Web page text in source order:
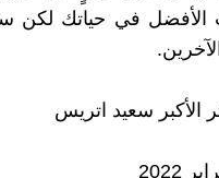
الأفضل في حياتك لكن
الأكبر سعيد اتريس